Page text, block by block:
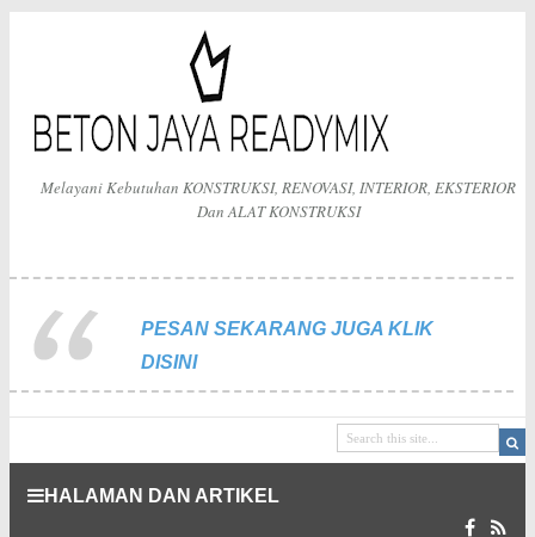
Melayani Kebutuhan KONSTRUKSI, RENOVASI, INTERIOR, EKSTERIOR
Dan ALAT KONSTRUKSI
PESAN SEKARANG JUGA KLIK
DISINI
HALAMAN DAN ARTIKEL